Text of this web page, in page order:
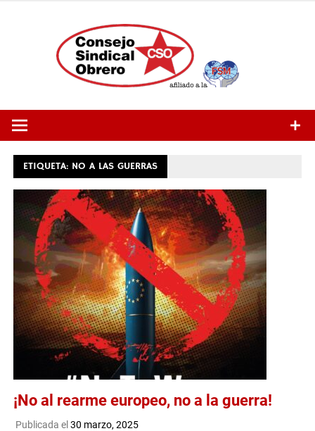
ETIQUETA: NO A LAS GUERRAS
¡No al rearme europeo, no a la guerra!
Publicada el 30 marzo, 2025